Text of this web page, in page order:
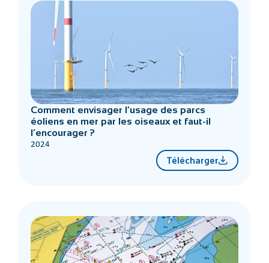
Comment envisager l’usage des parcs
éoliens en mer par les oiseaux et faut-il
l’encourager ?
2024
Télécharger